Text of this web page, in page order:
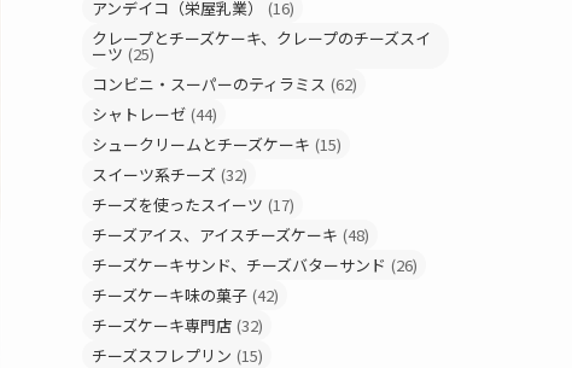
アンデイコ（栄屋乳業）
(16)
クレープとチーズケーキ、クレープのチーズスイ
ーツ (25)
コンビニ・スーパーのティラミス (62)
シャトレーゼ (44)
シュークリームとチーズケーキ (15)
スイーツ系チーズ (32)
チーズを使ったスイーツ (17)
チーズアイス、アイスチーズケーキ (48)
チーズケーキサンド、チーズバターサンド (26)
チーズケーキ味の菓子 (42)
チーズケーキ専門店 (32)
チーズスフレプリン (15)